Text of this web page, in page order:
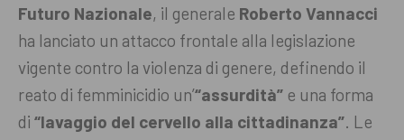
Futuro Nazionale, il generale Roberto Vannacci
ha lanciato un attacco frontale alla legislazione
vigente contro la violenza di genere, definendo il
reato di femminicidio un’“assurdità” e una forma
di “lavaggio del cervello alla cittadinanza”. Le